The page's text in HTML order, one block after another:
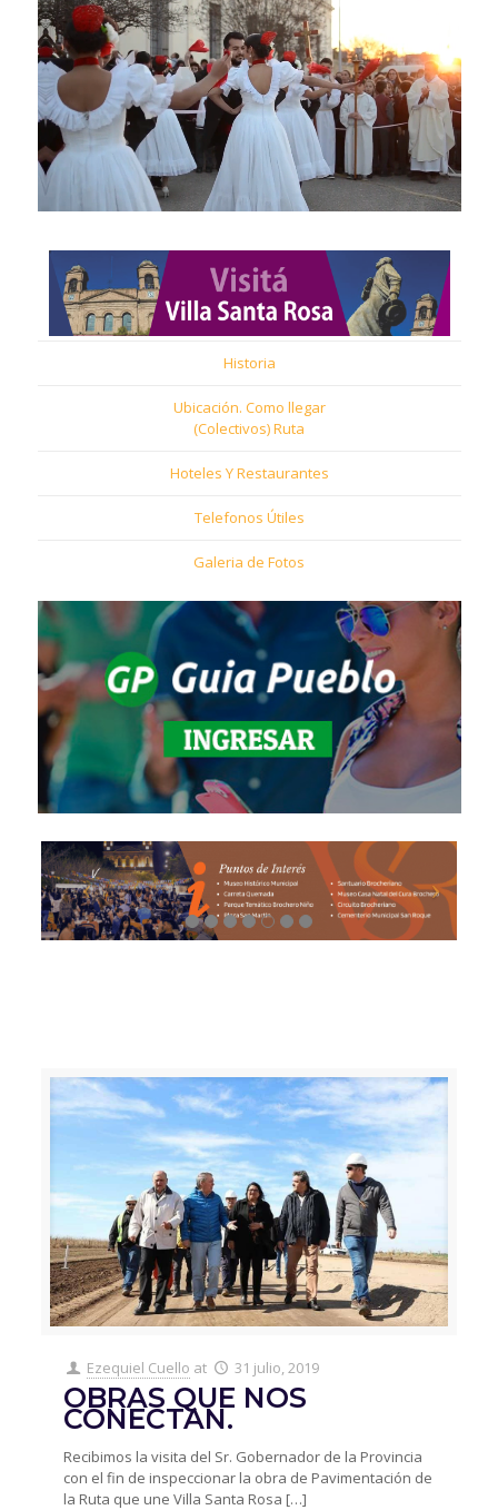
Historia
Ubicación. Como llegar
(Colectivos) Ruta
Hoteles Y Restaurantes
Telefonos Útiles
Galeria de Fotos
Ezequiel Cuello at 31 julio, 2019
OBRAS QUE NOS
CONECTAN.
Recibimos la visita del Sr. Gobernador de la Provincia
con el fin de inspeccionar la obra de Pavimentación de
la Ruta que une Villa Santa Rosa […]